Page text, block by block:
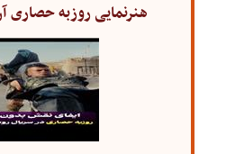
هنرنمایی روزبه حصاری